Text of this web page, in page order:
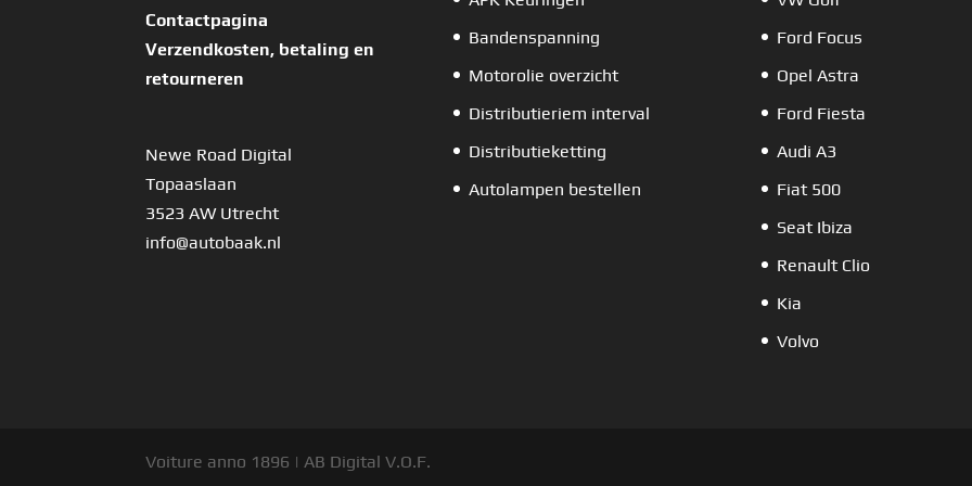
Contactpagina
Verzendkosten, betaling en
retourneren
Newe Road Digital
Topaaslaan
3523 AW Utrecht
info@autobaak.nl
Bandenspanning
Motorolie overzicht
Distributieriem interval
Distributieketting
Autolampen bestellen
Ford Focus
Opel Astra
Ford Fiesta
Audi A3
Fiat 500
Seat Ibiza
Renault Clio
Kia
Volvo
Voiture anno 1896 | AB Digital V.O.F.